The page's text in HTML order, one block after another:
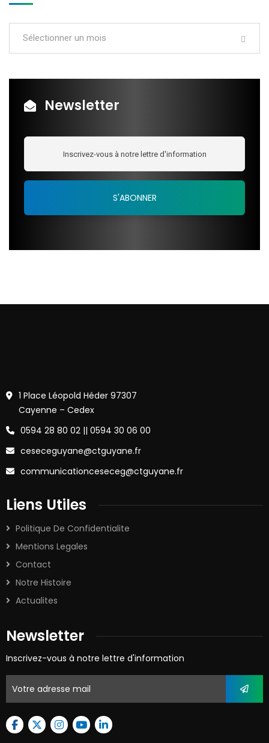
Sélectionner un mois
Newsletter
1 Place Léopold Héder 97307
Cayenne – Cedex
0594 28 80 02 || 0594 30 06 00
ceseceguyane@ctguyane.fr
communicationceseceg@ctguyane.fr
Liens Utiles
Politique De Confidentialite
Mentions Legales
Contact
Notre Histoire
Actualites
Newsletter
Inscrivez-vous à notre lettre d'information